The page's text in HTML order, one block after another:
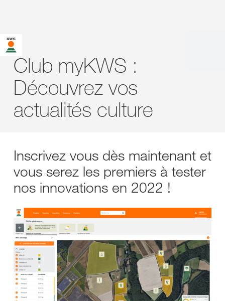
Club myKWS :
Découvrez vos
actualités culture
Inscrivez vous dès maintenant et
vous serez les premiers à tester
nos innovations en 2022 !